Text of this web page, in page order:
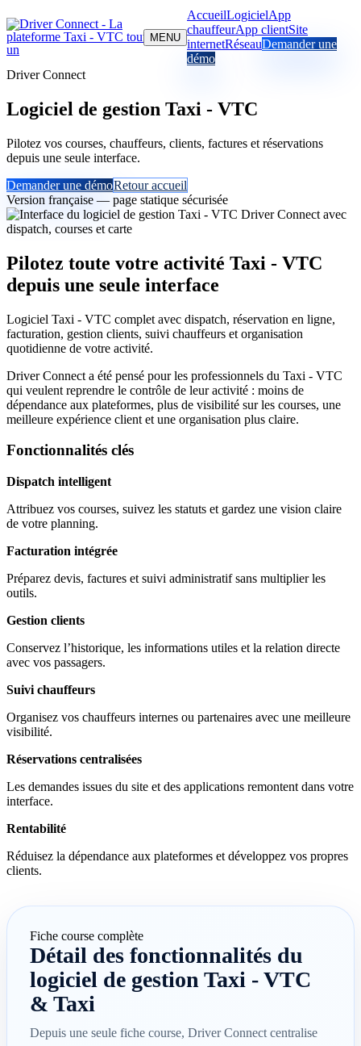
MENU
AccueilLogicielApp
chauffeurApp clientSite
internetRéseauDemander une
démo
Driver Connect
Logiciel de gestion Taxi - VTC
Pilotez vos courses, chauffeurs, clients, factures et réservations
depuis une seule interface.
Demander une démoRetour accueil
Version française — page statique sécurisée
Pilotez toute votre activité Taxi - VTC
depuis une seule interface
Logiciel Taxi - VTC complet avec dispatch, réservation en ligne,
facturation, gestion clients, suivi chauffeurs et organisation
quotidienne de votre activité.
Driver Connect a été pensé pour les professionnels du Taxi - VTC
qui veulent reprendre le contrôle de leur activité : moins de
dépendance aux plateformes, plus de visibilité sur les courses, une
meilleure expérience client et une organisation plus claire.
Fonctionnalités clés
Dispatch intelligent
Attribuez vos courses, suivez les statuts et gardez une vision claire
de votre planning.
Facturation intégrée
Préparez devis, factures et suivi administratif sans multiplier les
outils.
Gestion clients
Conservez l’historique, les informations utiles et la relation directe
avec vos passagers.
Suivi chauffeurs
Organisez vos chauffeurs internes ou partenaires avec une meilleure
visibilité.
Réservations centralisées
Les demandes issues du site et des applications remontent dans votre
interface.
Rentabilité
Réduisez la dépendance aux plateformes et développez vos propres
clients.
Fiche course complète
Détail des fonctionnalités du
logiciel de gestion Taxi - VTC
& Taxi
Depuis une seule fiche course, Driver Connect centralise